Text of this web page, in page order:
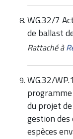
WG.32/7
de ballast
Rattaché à
WG.32/
du projet
gestion des
espèces